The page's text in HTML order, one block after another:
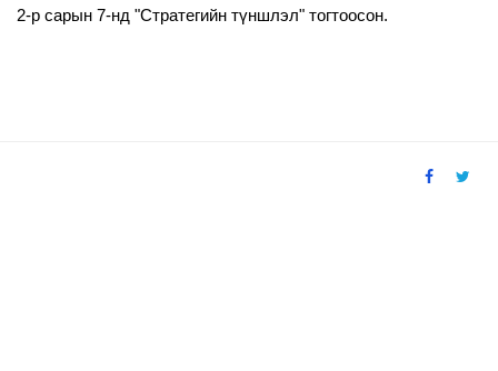
2-р сарын 7-нд "Стратегийн түншлэл" тогтоосон.